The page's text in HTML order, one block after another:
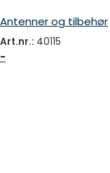
Antenner og tilbehør
Art.nr.: 40115
-